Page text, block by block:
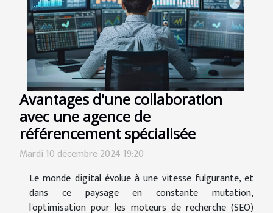
Avantages d'une collaboration
avec une agence de
référencement spécialisée
Mardi 10 décembre 2024 19:20
Le monde digital évolue à une vitesse fulgurante, et
dans ce paysage en constante mutation,
l'optimisation pour les moteurs de recherche (SEO)